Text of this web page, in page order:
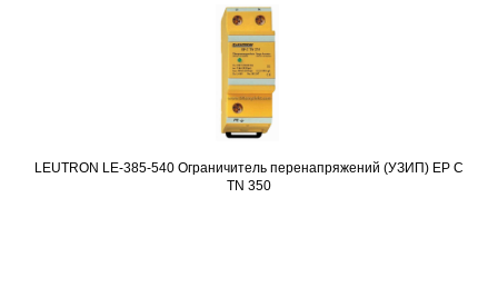
Подробнее
LEUTRON LE-385-540 Ограничитель перенапряжений (УЗИП) EP C
TN 350